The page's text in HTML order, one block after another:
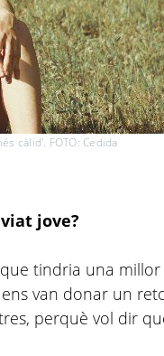
càlid'. FOTO: Cedida
jove?
tindria una
van donar un
perquè vol dir